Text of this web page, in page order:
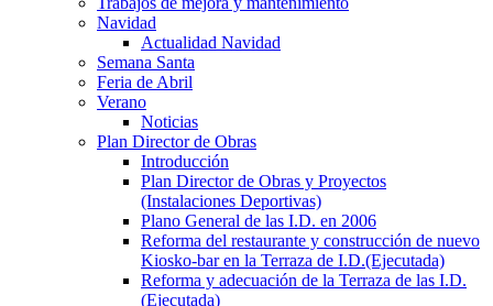
Navidad
Actualidad Navidad
Semana Santa
Feria de Abril
Verano
Noticias
Plan Director de Obras
Introducción
Plan Director de Obras y Proyectos
(Instalaciones Deportivas)
Plano General de las I.D. en 2006
Reforma del restaurante y construcción de nuevo
Kiosko-bar en la Terraza de I.D.(Ejecutada)
Reforma y adecuación de la Terraza de las I.D.
(Ejecutada)